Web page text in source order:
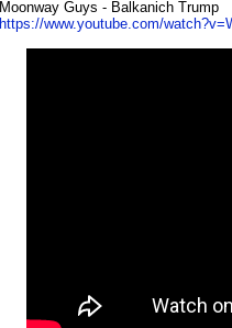
Moonway Guys - Balkanich Trump
https://www.youtube.com/